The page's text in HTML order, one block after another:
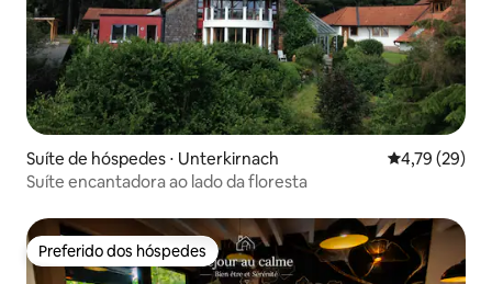
Suíte de hóspedes ⋅ Unterkirnach 4,79 de uma
4,79 (29)
Suíte encantadora ao lado da floresta
Preferido dos hóspedes
Preferido dos hóspedes